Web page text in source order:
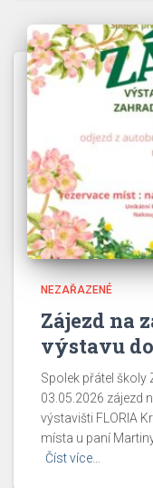
NEZAŘAZENÉ
Zájezd na
výstavu
Spolek přátel školy
03.05.2026 zájezd
výstavišti FLORIA
místa u paní
Číst více…